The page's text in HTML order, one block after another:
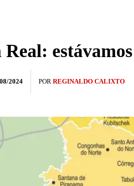
2024 POR REGINALDO CALIXTO